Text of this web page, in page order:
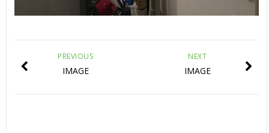
NEXT
IMAGE
PREVIOUS
IMAGE